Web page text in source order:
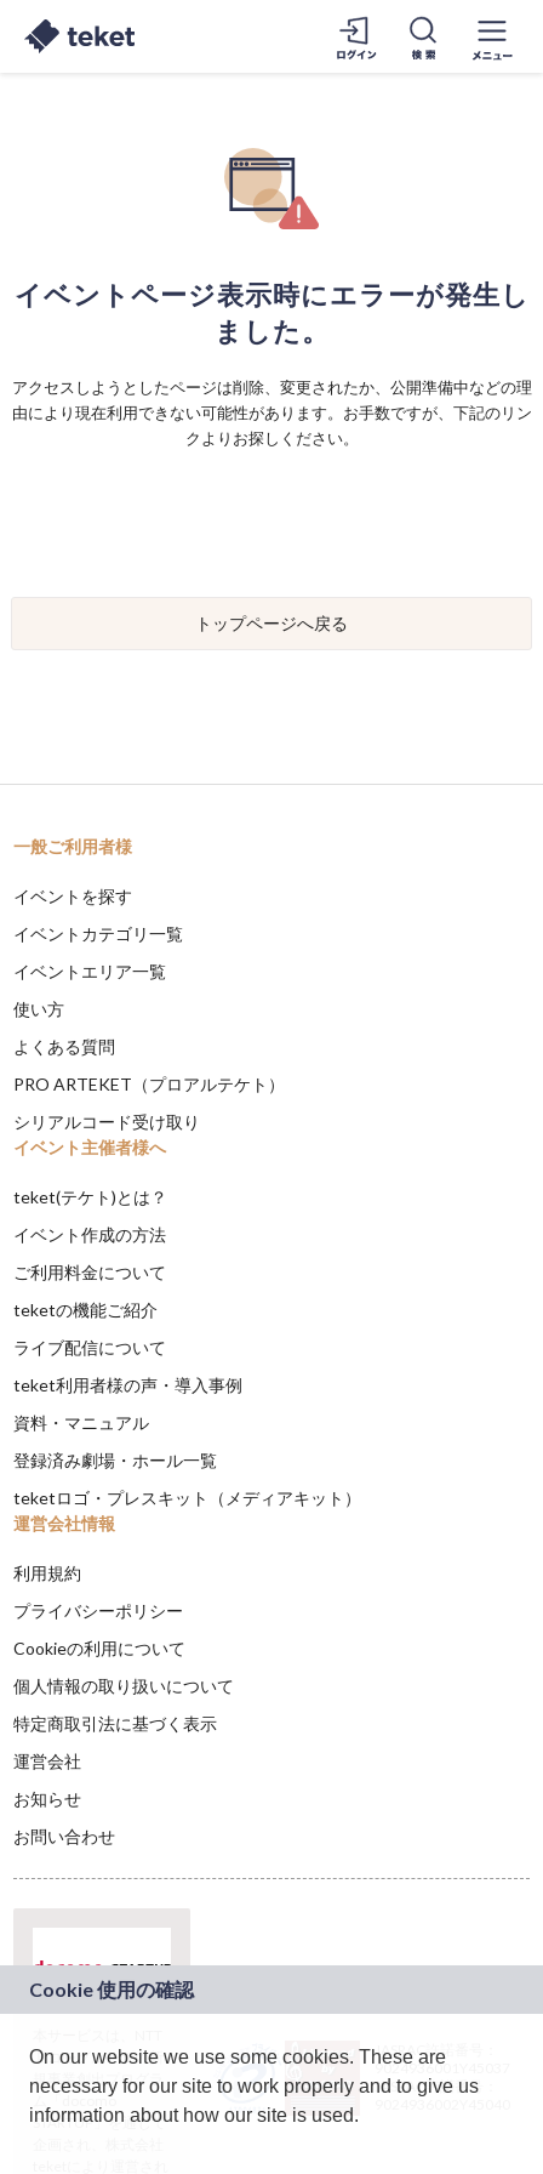
イベントページ表示時にエラーが発生し
ました。
アクセスしようとしたページは削除、変更されたか、公開準備中などの理
由により現在利用できない可能性があります。お手数ですが、下記のリン
クよりお探しください。
トップページへ戻る
一般ご利用者様
イベントを探す
イベントカテゴリ一覧
イベントエリア一覧
使い方
よくある質問
PRO ARTEKET（プロアルテケト）
シリアルコード受け取り
イベント主催者様へ
teket(テケト)とは？
イベント作成の方法
ご利用料金について
teketの機能ご紹介
ライブ配信について
teket利用者様の声・導入事例
資料・マニュアル
登録済み劇場・ホール一覧
teketロゴ・プレスキット（メディアキット）
運営会社情報
利用規約
プライバシーポリシー
Cookieの利用について
個人情報の取り扱いについて
特定商取引法に基づく表示
運営会社
お知らせ
お問い合わせ
ドコモグループの新
規事業創出プログラ
ム「docomo
STARTUP」を通じて
JASRAC許諾番号：
9024936001Y45037
JASRAC許諾番号：
On our website we use some cookies. These are
necessary for our site to work properly and to give us
information about how our site is used.